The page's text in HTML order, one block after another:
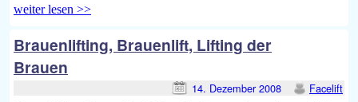
weiter lesen >>
Brauenlifting, Brauenlift, Lifting der
Brauen
14. Dezember 2008 Facelift